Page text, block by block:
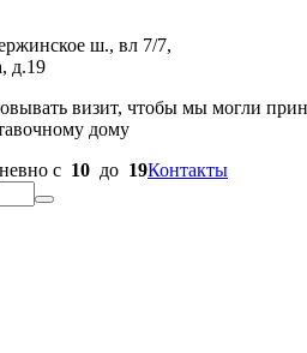
ш., вл 7/7,
д.19
визит, чтобы мы могли
дому
с 10 до 19Контакты